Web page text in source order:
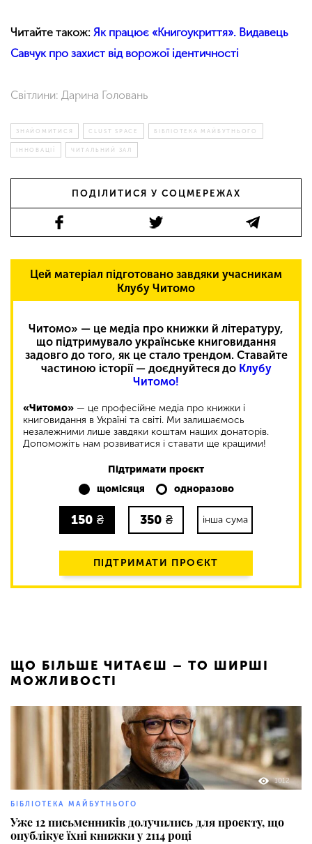
Читайте також: Як працює «Книгоукриття». Видавець
Савчук про захист від ворожої ідентичності
Світлини: Дарина Головань
ЗНАЙОМИТИСЯ CLUST SPACE БІБЛІОТЕКА МАЙБУТНЬОГО
ІННОВАЦІЇ ЧИТАЛЬНИЙ ЗАЛ
ПОДІЛИТИСЯ У СОЦМЕРЕЖАХ
Цей матеріал підготовано завдяки учасникам
Клубу Читомо
Читомо» — це медіа про книжки й літературу,
що підтримувало українське книговидання
задовго до того, як це стало трендом. Ставайте
частиною історії — доєднуйтеся до Клубу
Читомо!
«Читомо» — це професійне медіа про книжки і
книговидання в Україні та світі. Ми залишаємось
незалежними лише завдяки коштам наших донаторів.
Допоможіть нам розвиватися і ставати ще кращими!
Підтримати проєкт
щомісяця
одноразово
150 ₴ 350 ₴ інша сума
ПІДТРИМАТИ ПРОЄКТ
ЩО БІЛЬШЕ ЧИТАЄШ – ТО ШИРШІ
МОЖЛИВОСТІ
1012
БІБЛІОТЕКА МАЙБУТНЬОГО
Уже 12 письменників долучились для проєкту, що
опублікує їхні книжки у 2114 році